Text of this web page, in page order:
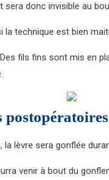
sera donc invisible au
la technique est bien
fils fins sont mis en
lèvre sera gonflée
venir à bout du